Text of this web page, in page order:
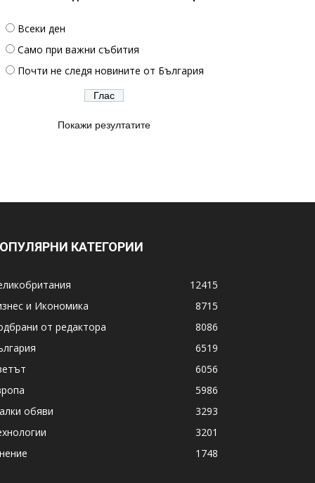
Всеки ден
Само при важни събития
Почти не следя новините от България
Покажи резултатите
КАТЕГОРИИ
12415
и Икономика
8715
от редактора
8086
6519
6056
5986
обяви
3293
3201
1748